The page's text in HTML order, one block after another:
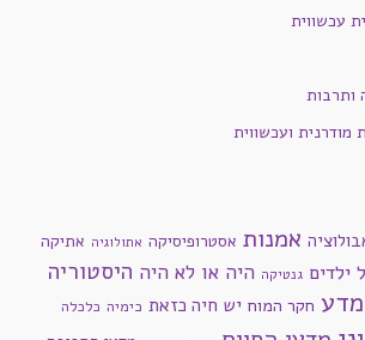
עכשווית
ותרבות
ועכשווית
אמנות אסטרופיסיקה אתולוגיה אתיקה
ילדים גנטיקה היה או לא היה היסטוריה
חקר המוח יש חיה כזאת כימיה כלכלה